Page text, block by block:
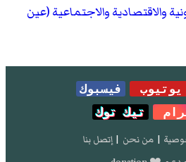
والاقتصادية والاجتماعية (عين
يوتيوب
فيسبوك
تيك توك
| من نحن | إتصل بنا